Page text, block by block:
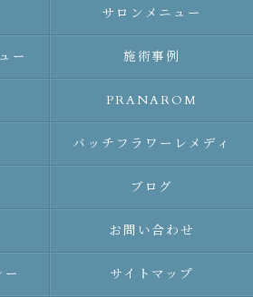
サロンメニュー
ー 施術事例
PRANAROM
バッチフラワーレメディ
ブログ
お問い合わせ
サイトマップ